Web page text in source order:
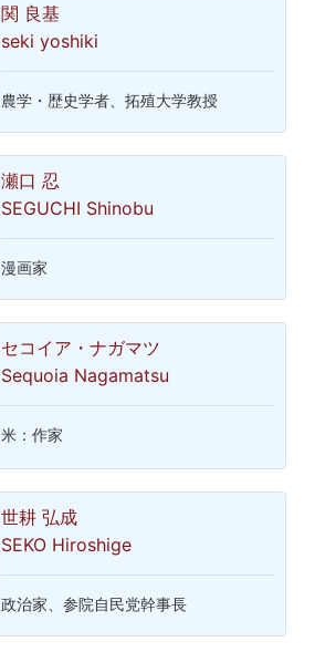
関 良基
seki yoshiki
農学・歴史学者、拓殖大学教授
瀬口 忍
SEGUCHI Shinobu
漫画家
セコイア・ナガマツ
Sequoia Nagamatsu
米：作家
世耕 弘成
SEKO Hiroshige
政治家、参院自民党幹事長